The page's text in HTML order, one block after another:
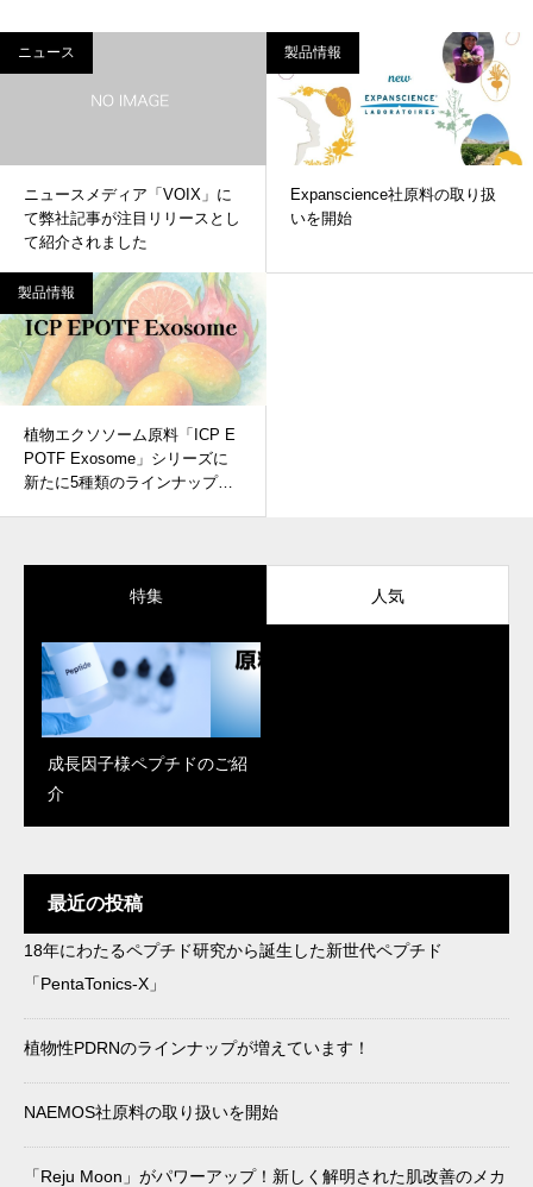
ニュース
ニュースメディア「VOIX」に
て弊社記事が注目リリースとし
て紹介されました
製品情報
Expanscience社原料の取り扱
いを開始
製品情報
植物エクソソーム原料「ICP E
POTF Exosome」シリーズに
新たに5種類のラインナップを
特集 人気
成長因子様ペプチドのご紹
介
「Reju Moon」がパワーア
ップ！新しく解明された肌
改善のメカニズム
題の成分、何を選べばい
最近の投稿
18年にわたるペプチド研究から誕生した新世代ペプチド
「PentaTonics-X」
植物性PDRNのラインナップが増えています！
NAEMOS社原料の取り扱いを開始
「Reju Moon」がパワーアップ！新しく解明された肌改善のメカ